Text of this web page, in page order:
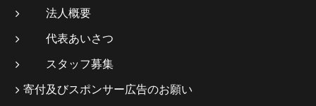
法人概要
代表あいさつ
スタッフ募集
寄付及びスポンサー広告のお願い